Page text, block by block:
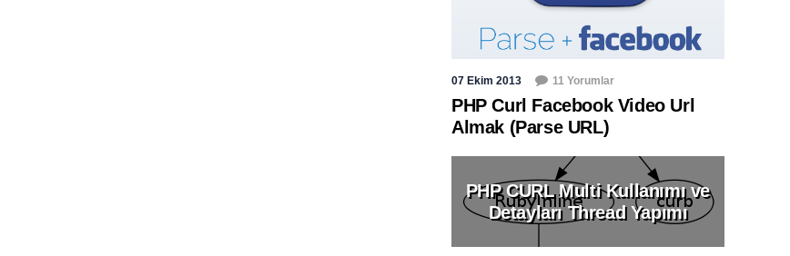
07 Ekim 2013 11 Yorumlar
PHP Curl Facebook Video Url
Almak (Parse URL)
PHP CURL Multi Kullanımı ve
Detayları Thread Yapımı